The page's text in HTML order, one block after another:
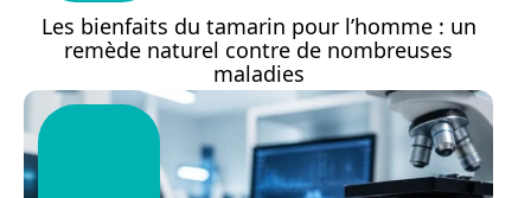
Les bienfaits du tamarin pour l’homme : un
remède naturel contre de nombreuses
maladies